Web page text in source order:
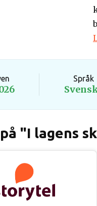
Språk
"I lagens